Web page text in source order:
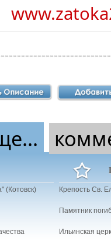
(Котовск) Крепость Cв.
Памятник
Ильинская